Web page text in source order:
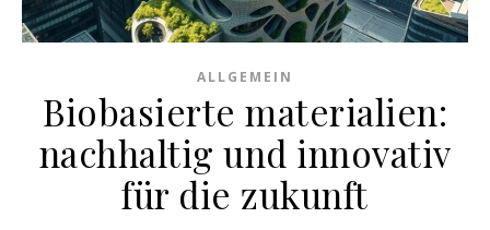
ALLGEMEIN
Biobasierte materialien:
nachhaltig und innovativ
für die zukunft